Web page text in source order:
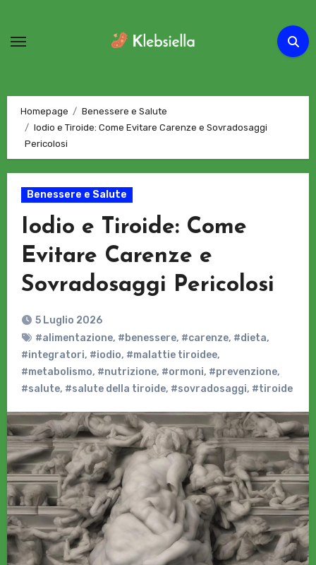
contenuto
Homepage
Benessere e Salute
Iodio e Tiroide: Come Evitare Carenze e Sovradosaggi
Pericolosi
Benessere e Salute
Iodio e Tiroide: Come
Evitare Carenze e
Sovradosaggi Pericolosi
5 Luglio 2026
#alimentazione, #benessere, #carenze, #dieta,
#integratori, #iodio, #malattie tiroidee,
#metabolismo, #nutrizione, #ormoni, #prevenzione,
#salute, #salute della tiroide, #sovradosaggi, #tiroide